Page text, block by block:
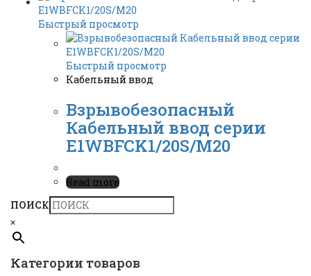
Быстрый просмотр
Быстрый просмотр
Кабельный ввод
Взрывобезопасный
Кабельный ввод серии
E1WBFCK1/20S/M20
Read more
ПОИСК
×
Категории товаров